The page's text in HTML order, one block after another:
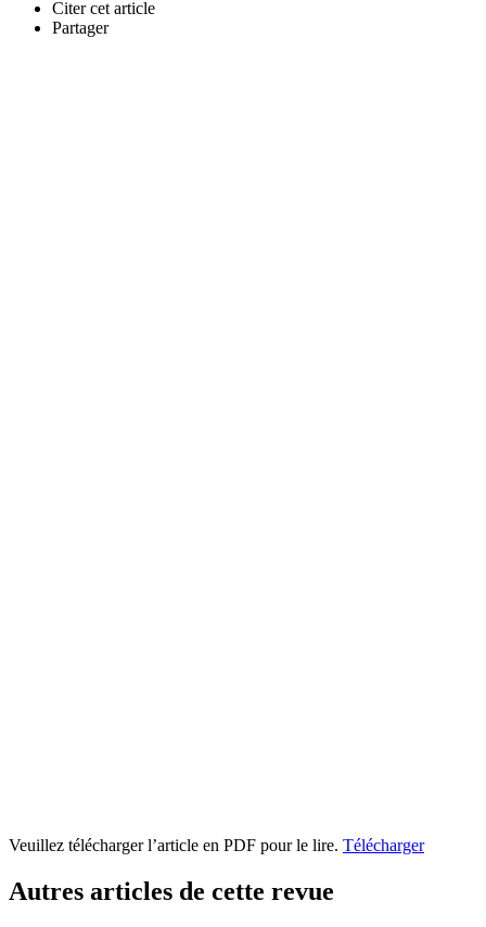
Citer cet article
Partager
Veuillez télécharger l’article en PDF pour le lire. Télécharger
Autres articles de cette revue